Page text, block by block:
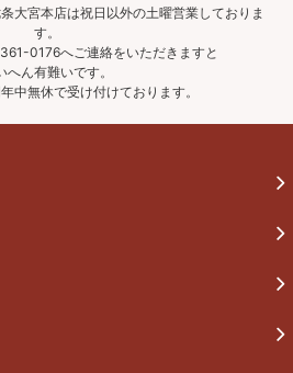
大宮本店は祝日以外の土曜営業しておりま
す。
0176へご連絡をいただきますと
へん有難いです。
中無休で受け付けております。